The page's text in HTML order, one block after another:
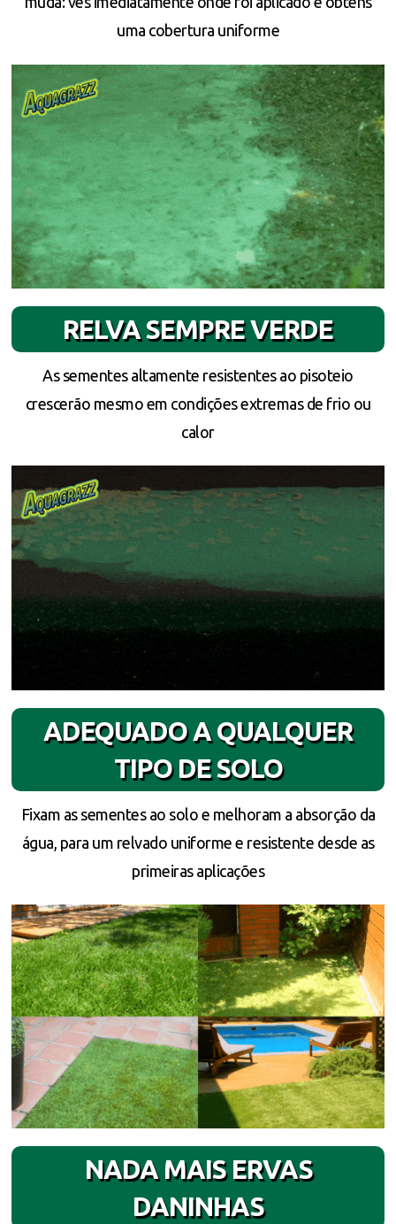
uma cobertura uniforme
RELVA SEMPRE VERDE
As sementes altamente resistentes ao pisoteio
crescerão mesmo em condições extremas de frio ou
calor
ADEQUADO A QUALQUER
TIPO DE SOLO
Fixam as sementes ao solo e melhoram a absorção da
água, para um relvado uniforme e resistente desde as
primeiras aplicações
NADA MAIS ERVAS
DANINHAS